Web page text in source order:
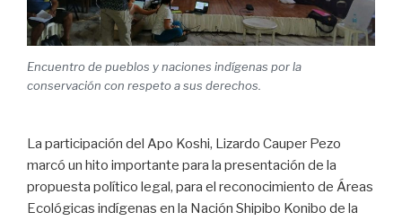
Encuentro de pueblos y naciones indígenas por la
conservación con respeto a sus derechos.
La participación del Apo Koshi, Lizardo Cauper Pezo
marcó un hito importante para la presentación de la
propuesta político legal, para el reconocimiento de Áreas
Ecológicas indígenas en la Nación Shipibo Konibo de la